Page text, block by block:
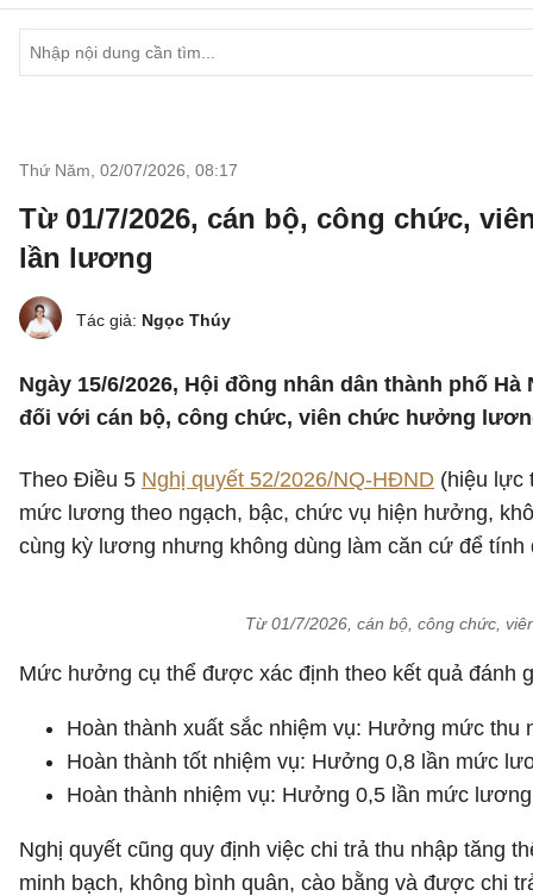
Thứ Năm, 02/07/2026 08:17
Từ 01/7/2026, cán bộ, công chức,
lần lương
Tác giả: Ngọc Thúy
Ngày 15/6/2026, Hội đồng nhân dân thành phố
đối với cán bộ, công chức, viên chức hưởng
Theo Điều 5 Nghị quyết 52/2026/NQ-HĐND (hiệu lực
mức lương theo ngạch, bậc, chức vụ hiện hưởng,
cùng kỳ lương nhưng không dùng làm căn cứ để
Từ 01/7/2026, cán bộ, công chức,
Mức hưởng cụ thể được xác định theo kết quả đánh
Hoàn thành xuất sắc nhiệm vụ: Hưởng mức
Hoàn thành tốt nhiệm vụ: Hưởng 0,8 lần mức
Hoàn thành nhiệm vụ: Hưởng 0,5 lần mức
Nghị quyết cũng quy định việc chi trả thu nhập tăng
minh bạch, không bình quân, cào bằng và được chi